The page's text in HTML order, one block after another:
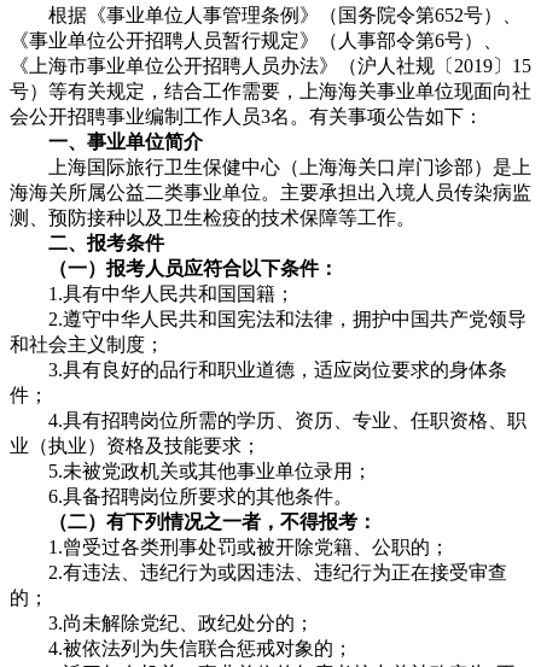
根据《事业单位人事管理条例》（国务院令第652号）、
《事业单位公开招聘人员暂行规定》（人事部令第6号）、
《上海市事业单位公开招聘人员办法》（沪人社规〔2019〕15
号）等有关规定，结合工作需要，上海海关事业单位现面向社
会公开招聘事业编制工作人员3名。有关事项公告如下：
一、事业单位简介
上海国际旅行卫生保健中心（上海海关口岸门诊部）是上
海海关所属公益二类事业单位。主要承担出入境人员传染病监
测、预防接种以及卫生检疫的技术保障等工作。
二、报考条件
（一）报考人员应符合以下条件：
1.具有中华人民共和国国籍；
2.遵守中华人民共和国宪法和法律，拥护中国共产党领导
和社会主义制度；
3.具有良好的品行和职业道德，适应岗位要求的身体条
件；
4.具有招聘岗位所需的学历、资历、专业、任职资格、职
业（执业）资格及技能要求；
5.未被党政机关或其他事业单位录用；
6.具备招聘岗位所要求的其他条件。
（二）有下列情况之一者，不得报考：
1.曾受过各类刑事处罚或被开除党籍、公职的；
2.有违法、违纪行为或因违法、违纪行为正在接受审查
的；
3.尚未解除党纪、政纪处分的；
4.被依法列为失信联合惩戒对象的；